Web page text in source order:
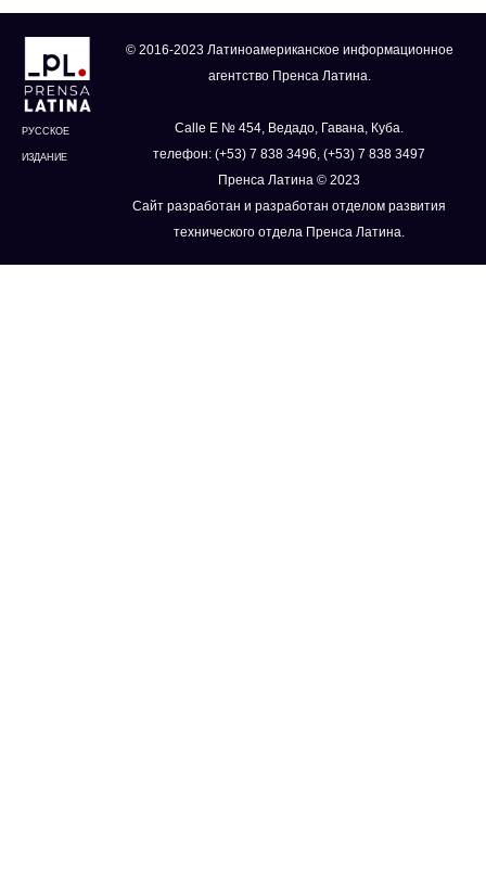
РУССКОЕ
ИЗДАНИЕ
© 2016-2023 Латиноамериканское информационное
агентство Пренса Латина.
Calle E № 454, Ведадо, Гавана, Куба.
телефон: (+53) 7 838 3496, (+53) 7 838 3497
Пренса Латина © 2023
Сайт разработан и разработан отделом развития
технического отдела Пренса Латина.